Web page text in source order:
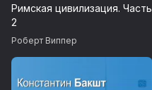
Римская цивилизация. Часть
2
Роберт Виппер